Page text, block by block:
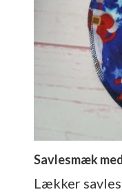
Savlesmæk
Lækker